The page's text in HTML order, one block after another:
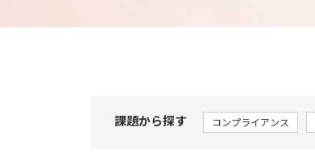
課題から探す コンプライアンス